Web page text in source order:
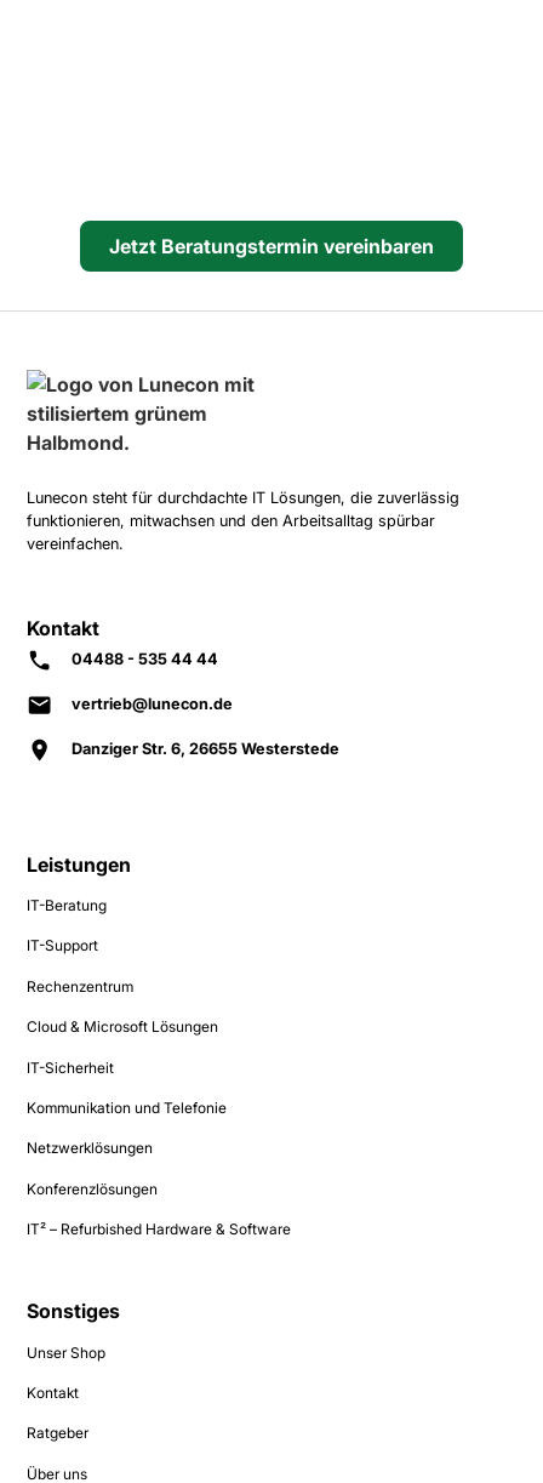
Jetzt Beratungstermin vereinbaren
Lunecon steht für durchdachte IT Lösungen, die zuverlässig
funktionieren, mitwachsen und den Arbeitsalltag spürbar
vereinfachen.
Kontakt
04488 - 535 44 44
vertrieb@lunecon.de
Danziger Str. 6, 26655 Westerstede
Leistungen
IT-Beratung
IT-Support
Rechenzentrum
Cloud & Microsoft Lösungen
IT-Sicherheit
Kommunikation und Telefonie
Netzwerklösungen
Konferenzlösungen
IT² – Refurbished Hardware & Software
Sonstiges
Unser Shop
Kontakt
Ratgeber
Über uns